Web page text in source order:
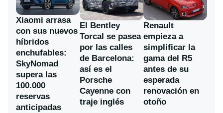
Xiaomi arrasa
con sus nuevos
híbridos
enchufables:
SkyNomad
supera las
100.000
reservas
anticipadas
El Bentley
Torcal se pasea
por las calles
de Barcelona:
así es el
Porsche
Cayenne con
traje inglés
Renault
empieza a
simplificar la
gama del R5
antes de su
esperada
renovación en
otoño